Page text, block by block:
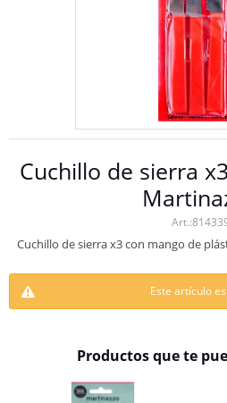
Cuchillo de sierra
Cuchillo de sierra x3 con mango de
Este artículo
Productos que te